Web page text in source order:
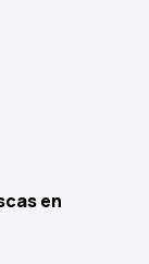
en